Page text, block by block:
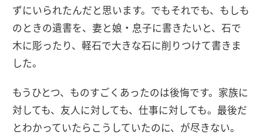
ずにいられたんだと思います。でもそれでも、もしも
のときの遺書を、妻と娘・息子に書きたいと、石で
木に彫ったり、軽石で大きな石に削りつけて書きま
した。
もうひとつ、ものすごくあったのは後悔です。家族に
対しても、友人に対しても、仕事に対しても。最後だ
とわかっていたらこうしていたのに、が尽きない。